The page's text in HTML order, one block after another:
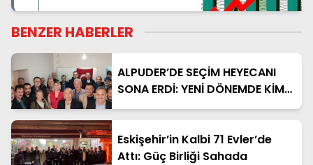
BENZER HABERLER
ALPUDER’DE SEÇİM HEYECANI
SONA ERDİ: YENİ DÖNEMDE KİM
DÜMENE GEÇTİ?
Eskişehir’in Kalbi 71 Evler’de
Attı: Güç Birliği Sahada